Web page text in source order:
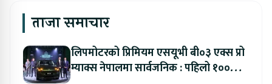
ताजा समाचार
लिपमोटरको प्रिमियम एसयूभी बी०३ एक्स प्रो
म्याक्स नेपालमा सार्वजनिक : पहिलो १००